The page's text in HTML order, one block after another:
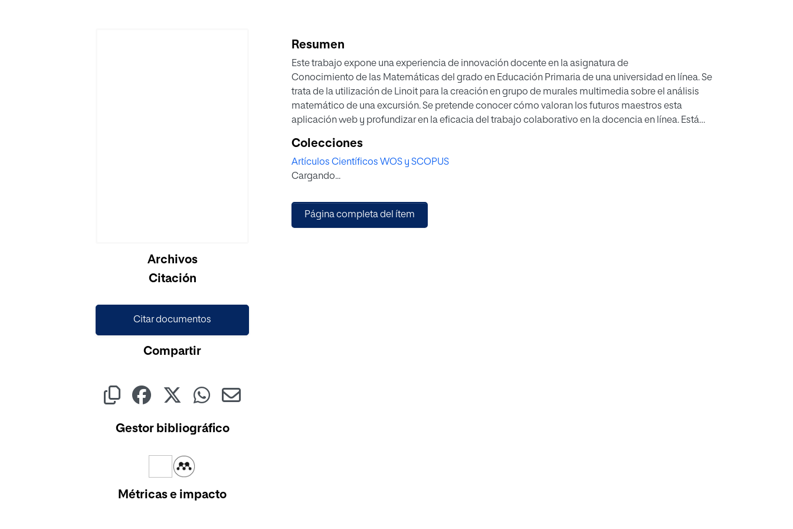
Archivos
Citación
Citar documentos
Compartir
Gestor bibliográfico
Métricas e impacto
Resumen
Este trabajo expone una experiencia de innovación docente en la asignatura de
Conocimiento de las Matemáticas del grado en Educación Primaria de una universidad en línea. Se
trata de la utilización de Linoit para la creación en grupo de murales multimedia sobre el análisis
matemático de una excursión. Se pretende conocer cómo valoran los futuros maestros esta
aplicación web y profundizar en la eficacia del trabajo colaborativo en la docencia en línea. Está
herramienta; el diseño e implementación de un cuestionario para la obtención de información sobre
las variables a analizar y el análisis de las ventajas e inconvenientes encontradas tras la práctica. Los
resultados demuestran que, a pesar de las limitaciones encontradas, existe un alto grado de
Colecciones
Artículos Científicos WOS y SCOPUS
Cargando...
Página completa del ítem